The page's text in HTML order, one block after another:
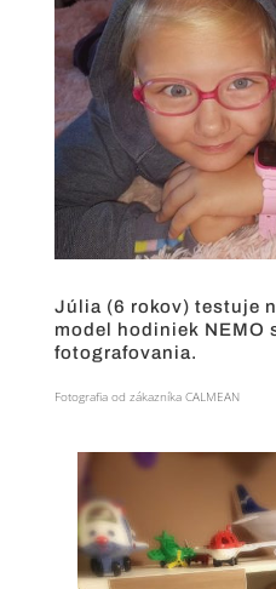
Júlia (6 rokov) testuje
model hodiniek NEMO
fotografovania.
Fotografia od zákazníka CALMEAN